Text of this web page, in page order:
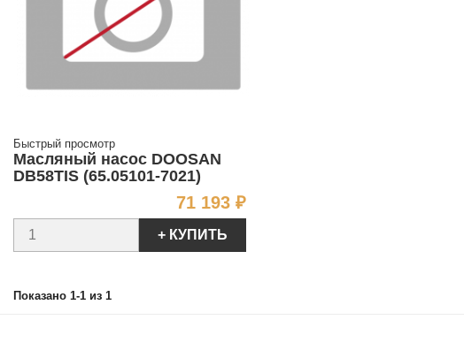
Быстрый просмотр
Масляный насос DOOSAN
DB58TIS (65.05101-7021)
71 193 ₽Цена
+ КУПИТЬ
Показано 1-1 из 1